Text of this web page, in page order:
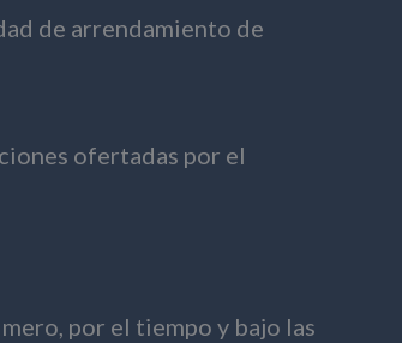
de arrendamiento de
ofertadas por el
por el tiempo y bajo las